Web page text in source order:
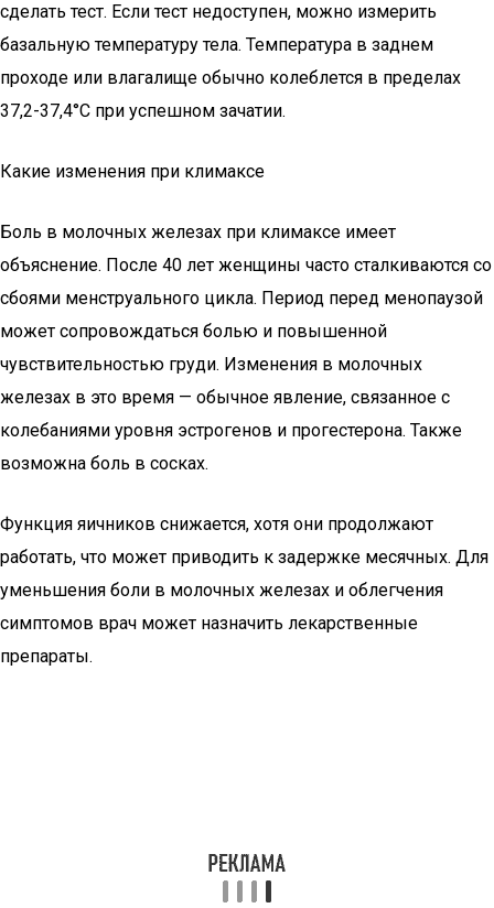
сделать тест. Если тест недоступен, можно измерить
базальную температуру тела. Температура в заднем
проходе или влагалище обычно колеблется в пределах
37,2-37,4°C при успешном зачатии.
Какие изменения при климаксе
Боль в молочных железах при климаксе имеет
объяснение. После 40 лет женщины часто сталкиваются со
сбоями менструального цикла. Период перед менопаузой
может сопровождаться болью и повышенной
чувствительностью груди. Изменения в молочных
железах в это время — обычное явление, связанное с
колебаниями уровня эстрогенов и прогестерона. Также
возможна боль в сосках.
Функция яичников снижается, хотя они продолжают
работать, что может приводить к задержке месячных. Для
уменьшения боли в молочных железах и облегчения
симптомов врач может назначить лекарственные
препараты.